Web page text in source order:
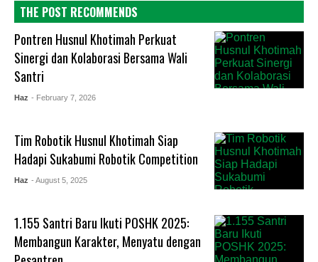
THE POST RECOMMENDS
Pontren Husnul Khotimah Perkuat
Sinergi dan Kolaborasi Bersama Wali
Santri
Haz - February 7, 2026
Tim Robotik Husnul Khotimah Siap
Hadapi Sukabumi Robotik Competition
Haz - August 5, 2025
1.155 Santri Baru Ikuti POSHK 2025:
Membangun Karakter, Menyatu dengan